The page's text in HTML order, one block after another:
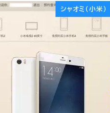
シャオミ（小米）